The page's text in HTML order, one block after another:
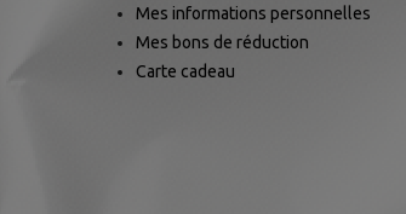
Mes informations personnelles
Mes bons de réduction
Carte cadeau